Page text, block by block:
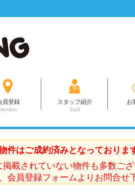
員登録 スタッフ紹介
Staff
お
件はご成約済みとなっておりま
載されていない物件も多数ござ
会員登録フォームよりお問合せ